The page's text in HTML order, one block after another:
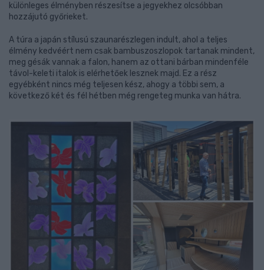
különleges élményben részesítse a jegyekhez olcsóbban
hozzájutó győrieket.
A túra a japán stílusú szaunarészlegen indult, ahol a teljes
élmény kedvéért nem csak bambuszoszlopok tartanak mindent,
meg gésák vannak a falon, hanem az ottani bárban mindenféle
távol-keleti italok is elérhetőek lesznek majd. Ez a rész
egyébként nincs még teljesen kész, ahogy a többi sem, a
következő két és fél hétben még rengeteg munka van hátra.